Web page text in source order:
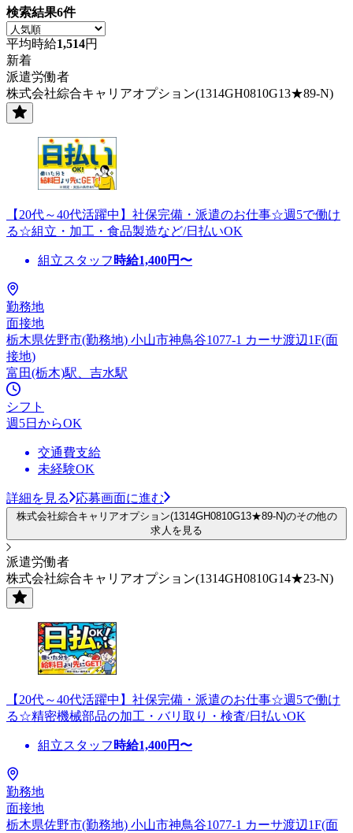
検索結果6件
平均時給1,514円
新着
派遣労働者
株式会社綜合キャリアオプション(1314GH0810G13★89-N)
【20代～40代活躍中】社保完備・派遣のお仕事☆週5で働け
る☆組立・加工・食品製造など/日払いOK
組立スタッフ 時給1,400円〜
勤務地
面接地
栃木県佐野市(勤務地) 小山市神鳥谷1077-1 カーサ渡辺1F(面
接地)
富田(栃木)駅、吉水駅
シフト
週5日からOK
交通費支給
未経験OK
詳細を見る 応募画面に進む
株式会社綜合キャリアオプション(1314GH0810G13★89-N)のその他の
求人を見る
派遣労働者
株式会社綜合キャリアオプション(1314GH0810G14★23-N)
【20代～40代活躍中】社保完備・派遣のお仕事☆週5で働け
る☆精密機械部品の加工・バリ取り・検査/日払いOK
組立スタッフ 時給1,400円〜
勤務地
面接地
栃木県佐野市(勤務地) 小山市神鳥谷1077-1 カーサ渡辺1F(面